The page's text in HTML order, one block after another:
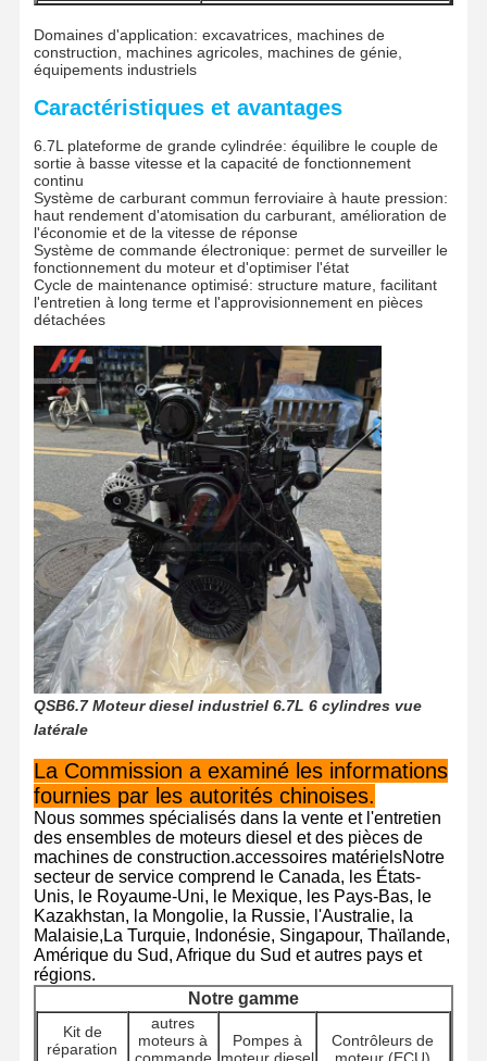
Accueil Produits
Le Spectacle
VR
À Propos De
Nous
Visite De
L'usine
Contrôle
Qualité
Contactez-
Nous
Nouvelles
Les Affaires
Perkins Engine
Moteur Yanmar
Moteur Kubota
Moteur Cummins
Quantité minimale de
commande
Méthodes de paiement Western Union, T/T
Méthodes de transport
Domaines d'application: excavatrices, machines de
construction, machines agricoles, machines de génie,
équipements industriels
Caractéristiques et avantages
6.7L plateforme de grande cylindrée: équilibre le couple de
sortie à basse vitesse et la capacité de fonctionnement
continu
Système de carburant commun ferroviaire à haute pression:
haut rendement d'atomisation du carburant, amélioration de
l'économie et de la vitesse de réponse
Système de commande électronique: permet de surveiller le
fonctionnement du moteur et d'optimiser l'état
Cycle de maintenance optimisé: structure mature, facilitant
l'entretien à long terme et l'approvisionnement en pièces
détachées
QSB6.7 Moteur diesel industriel 6.7L 6 cylindres vue
latérale
La Commission a examiné les informations
fournies par les autorités chinoises.
Nous sommes spécialisés dans la vente et l'entretien
des ensembles de moteurs diesel et des pièces de
machines de construction.accessoires matérielsNotre
secteur de service comprend le Canada, les États-
Unis, le Royaume-Uni, le Mexique, les Pays-Bas, le
Kazakhstan, la Mongolie, la Russie, l'Australie, la
Malaisie,La Turquie, Indonésie, Singapour, Thaïlande,
Amérique du Sud, Afrique du Sud et autres pays et
régions.
Notre gamme
Kit de
réparation
autres
moteurs à
commande
Pompes à
moteur diesel
Contrôleurs de
moteur (ECU)